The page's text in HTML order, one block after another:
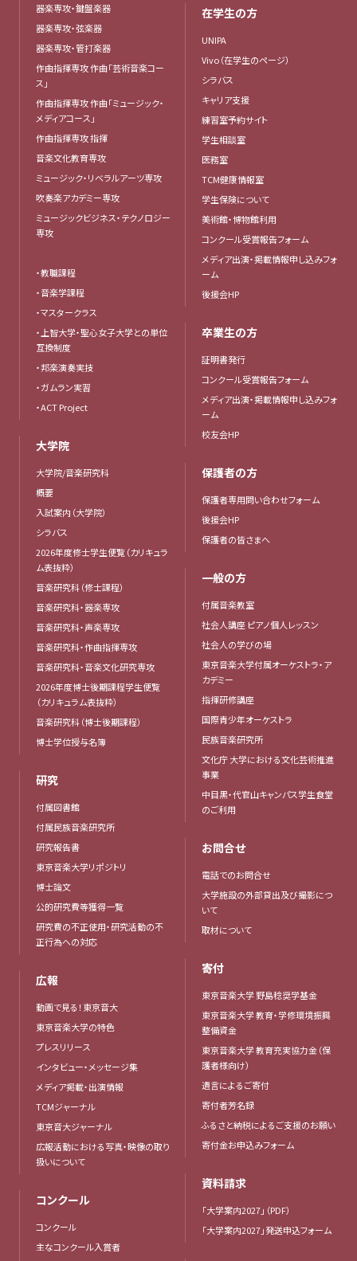
器楽専攻・鍵盤楽器
器楽専攻・弦楽器
器楽専攻・管打楽器
作曲指揮専攻 作曲「芸術音楽コー
ス」
作曲指揮専攻 作曲「ミュージック・
メディアコース」
作曲指揮専攻 指揮
音楽文化教育専攻
ミュージック・リベラルアーツ専攻
吹奏楽アカデミー専攻
ミュージックビジネス・テクノロジー
専攻
・教職課程
・音楽学課程
・マスタークラス
・上智大学・聖心女子大学との単位
互換制度
・邦楽演奏実技
・ガムラン実習
・ACT Project
大学院
大学院/音楽研究科
概要
入試案内（大学院）
シラバス
2026年度修士学生便覧（カリキュラ
ム表抜粋）
音楽研究科（修士課程）
音楽研究科・器楽専攻
音楽研究科・声楽専攻
音楽研究科・作曲指揮専攻
音楽研究科・音楽文化研究専攻
2026年度博士後期課程学生便覧
（カリキュラム表抜粋）
音楽研究科（博士後期課程）
博士学位授与名簿
研究
付属図書館
付属民族音楽研究所
研究報告書
東京音楽大学リポジトリ
博士論文
公的研究費等獲得一覧
研究費の不正使用・研究活動の不
正行為への対応
広報
動画で見る！東京音大
東京音楽大学の特色
プレスリリース
インタビュー・メッセージ集
メディア掲載・出演情報
TCMジャーナル
東京音大ジャーナル
広報活動における写真・映像の取り
扱いについて
コンクール
コンクール
主なコンクール入賞者
在学生の方
UNIPA
Vivo（在学生のページ）
シラバス
キャリア支援
練習室予約サイト
学生相談室
医務室
TCM健康情報室
学生保険について
美術館・博物館利用
コンクール受賞報告フォーム
メディア出演・掲載情報申し込みフォ
ーム
後援会HP
卒業生の方
証明書発行
コンクール受賞報告フォーム
メディア出演・掲載情報申し込みフォ
ーム
校友会HP
保護者の方
保護者専用問い合わせフォーム
後援会HP
保護者の皆さまへ
一般の方
付属音楽教室
社会人講座 ピアノ個人レッスン
社会人の学びの場
東京音楽大学付属オーケストラ・ア
カデミー
指揮研修講座
国際青少年オーケストラ
民族音楽研究所
文化庁 大学における文化芸術推進
事業
中目黒・代官山キャンパス学生食堂
のご利用
お問合せ
電話でのお問合せ
大学施設の外部貸出及び撮影につ
いて
取材について
寄付
東京音楽大学 野島稔奨学基金
東京音楽大学 教育・学修環境振興
整備資金
東京音楽大学 教育充実協力金（保
護者様向け）
遺言によるご寄付
寄付者芳名録
ふるさと納税によるご支援のお願い
寄付金お申込みフォーム
資料請求
「大学案内2027」（PDF）
「大学案内2027」発送申込フォーム